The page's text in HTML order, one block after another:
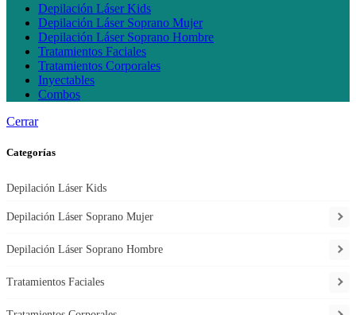
Depilación Láser Kids
Depilación Láser Soprano Mujer
Depilación Láser Soprano Hombre
Tratamientos Faciales
Tratamientos Corporales
Inyectables
Combos
Cerrar
Categorías
Depilación Láser Kids
Depilación Láser Soprano Mujer
Depilación Láser Soprano Hombre
Tratamientos Faciales